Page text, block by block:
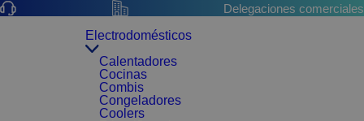
Delegaciones comerciales
Electrodomésticos
Calentadores
Cocinas
Combis
Congeladores
Coolers